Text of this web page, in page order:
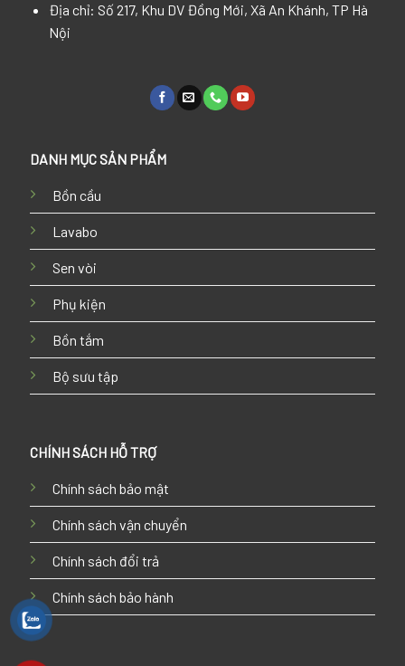
Địa chỉ: Số 217, Khu DV Đồng Mới, Xã An Khánh, TP Hà
Nội
DANH MỤC SẢN PHẨM
Bồn cầu
Lavabo
Sen vòi
Phụ kiện
Bồn tắm
Bộ sưu tập
CHÍNH SÁCH HỖ TRỢ
Chính sách bảo mật
Chính sách vận chuyển
Chính sách đổi trả
Chính sách bảo hành